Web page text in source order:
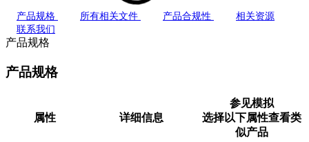
产品规格 所有相关文件 产品合规性
相关资源
联系我们
产品规格
产品规格
属性 详细信息
参见模拟
选择以下属性查看类
似产品